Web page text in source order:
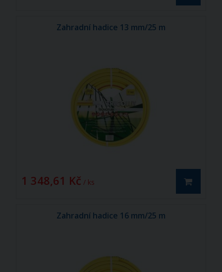
Zahradní hadice 13 mm/25 m
1 348,61 Kč / ks
Zahradní hadice 16 mm/25 m